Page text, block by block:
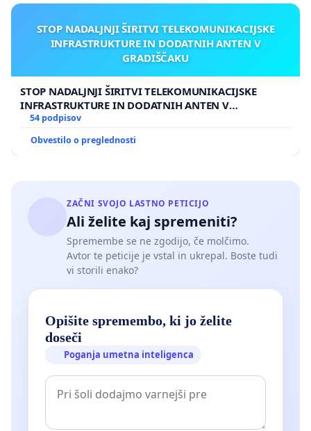
STOP NADALJNJI ŠIRITVI TELEKOMUNIKACIJSKE
INFRASTRUKTURE IN DODATNIH ANTEN V
GRADIŠČAKU
STOP NADALJNJI ŠIRITVI TELEKOMUNIKACIJSKE
INFRASTRUKTURE IN DODATNIH ANTEN V
GRADIŠČAKU
54 podpisov
Obvestilo o preglednosti
ZAČNI SVOJO LASTNO PETICIJO
Ali želite kaj spremeniti?
Spremembe se ne zgodijo, če molčimo.
Avtor te peticije je vstal in ukrepal. Boste tudi
vi storili enako?
Opišite spremembo, ki jo želite
doseči
Poganja umetna inteligenca